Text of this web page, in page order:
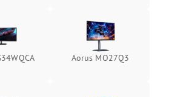
Подробнее →
защиты
Aorus MO27Q3